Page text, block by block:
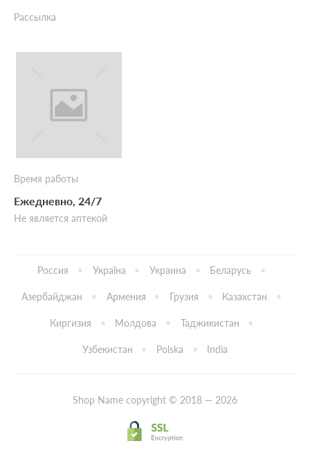
Время работы
Ежедневно, 24/7
Не является аптекой
Рассылка
Россия Україна Украина Беларусь
Азербайджан Армения Грузия Казахстан
Киргизия Молдова Таджикистан
Узбекистан Polska India
Shop Name copyright © 2018 — 2026